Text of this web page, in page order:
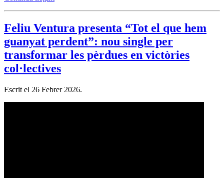
Feliu Ventura presenta “Tot el que hem
guanyat perdent”: nou single per
transformar les pèrdues en victòries
col·lectives
Escrit el 26 Febrer 2026.